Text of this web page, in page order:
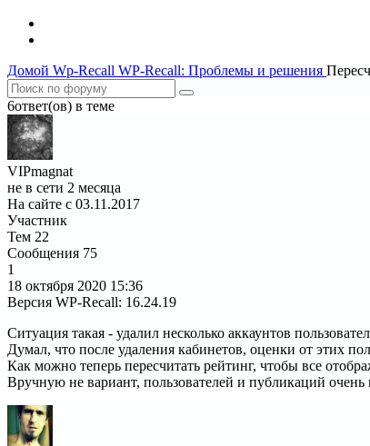
Домой Wp-Recall WP-Recall: Проблемы и решения
6ответ(ов) в теме
VIPmagnat
не в сети 2 месяца
На сайте с 03.11.2017
Участник
Тем 22
Сообщения 75
1
18 октября 2020 15:36
Версия WP-Recall: 16.24.19
Ситуация такая - удалил несколько аккаунтов
Думал, что после удаления кабинетов, оценки от этих
Как можно теперь пересчитать рейтинг, чтобы все
Вручную не вариант, пользователей и публикаций очень